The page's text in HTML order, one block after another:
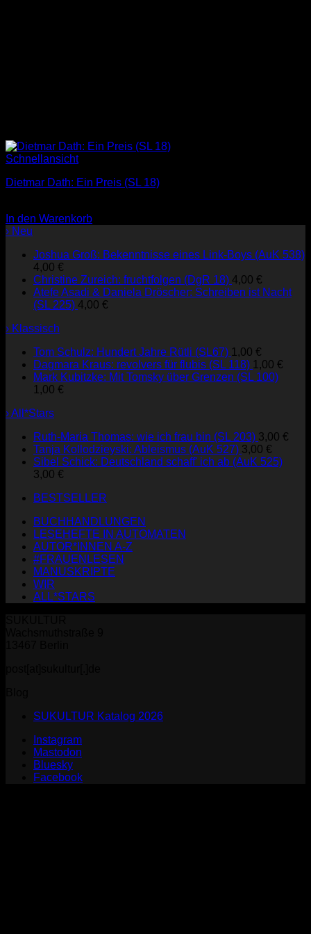
Schnellansicht
Dietmar Dath: Ein Preis (SL 18)
In den Warenkorb
› Neu
Joshua Groß: Bekenntnisse eines Link-Boys (AuK 538)
4,00 €
Christine Zureich: fruchtfolgen (DgR 18) 4,00 €
Atefe Asadi & Daniela Dröscher: Schreiben ist Nacht
(SL 225) 4,00 €
› Klassisch
Tom Schulz: Hundert Jahre Rütli (SL67) 1,00 €
Dagmara Kraus: revolvers für flubis (SL 118) 1,00 €
Mark Kubitzke: Mit Tomsky über Grenzen (SL 100)
1,00 €
› All*Stars
Ruth-Maria Thomas: wie ich frau bin (SL 203) 3,00 €
Tanja Kollodzieyski: Ableismus (AuK 527) 3,00 €
Sibel Schick: Deutschland schaff' ich ab (AuK 525)
3,00 €
BESTSELLER
BUCHHANDLUNGEN
LESEHEFTE IN AUTOMATEN
AUTOR*INNEN A-Z
#FRAUENLESEN
MANUSKRIPTE
WIR
ALL*STARS
SUKULTUR Katalog 2026
Instagram
Mastodon
Bluesky
Facebook